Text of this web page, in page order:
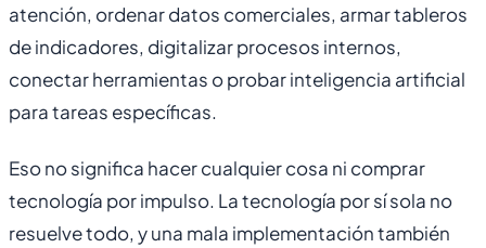
atención, ordenar datos comerciales, armar tableros
de indicadores, digitalizar procesos internos,
conectar herramientas o probar inteligencia artificial
para tareas específicas.
Eso no significa hacer cualquier cosa ni comprar
tecnología por impulso. La tecnología por sí sola no
resuelve todo, y una mala implementación también